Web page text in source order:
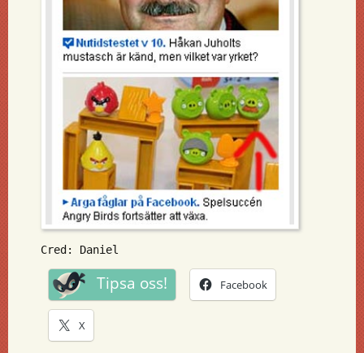
Cred: Daniel
Tipsa oss! Facebook
X